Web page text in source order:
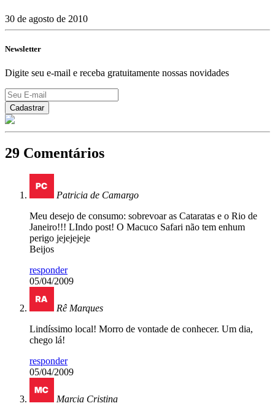
30 de agosto de 2010
Newsletter
Digite seu e-mail e receba gratuitamente nossas novidades
29 Comentários
Patricia de Camargo
Meu desejo de consumo: sobrevoar as Cataratas e o Rio de
Janeiro!!! LIndo post! O Macuco Safari não tem enhum
perigo jejejejeje
Beijos
responder
05/04/2009
Rê Marques
Lindíssimo local! Morro de vontade de conhecer. Um dia,
chego lá!
responder
05/04/2009
Marcia Cristina